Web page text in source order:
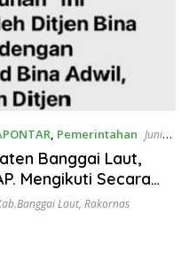
, Pemerintahan Juni
Banggai Laut,
Mengikuti Secara
Kebakaran
Sekaligus Sebagai
Laut, Rakornas